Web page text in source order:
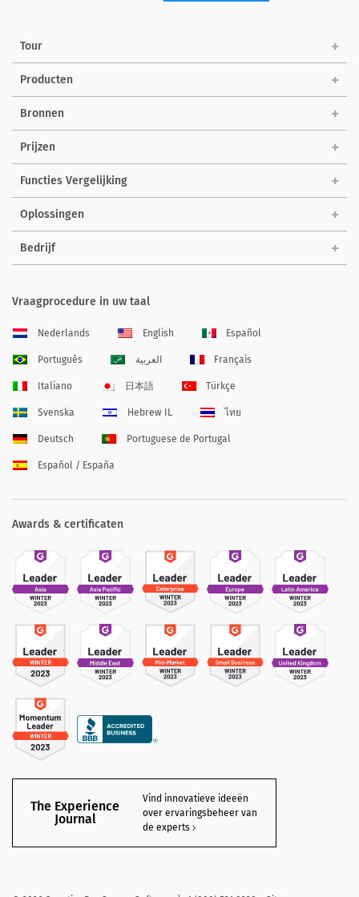
Tour
Producten
Bronnen
Prijzen
Functies Vergelijking
Oplossingen
Bedrijf
Vraagprocedure in uw taal
Nederlands English Español
Português العربية Français
Italiano 日本語 Türkçe
Svenska Hebrew IL ไทย
Deutsch Portuguese de Portugal
Español / España
Awards & certificaten
The Experience
Journal
Vind innovatieve ideeën
over ervaringsbeheer van
de experts